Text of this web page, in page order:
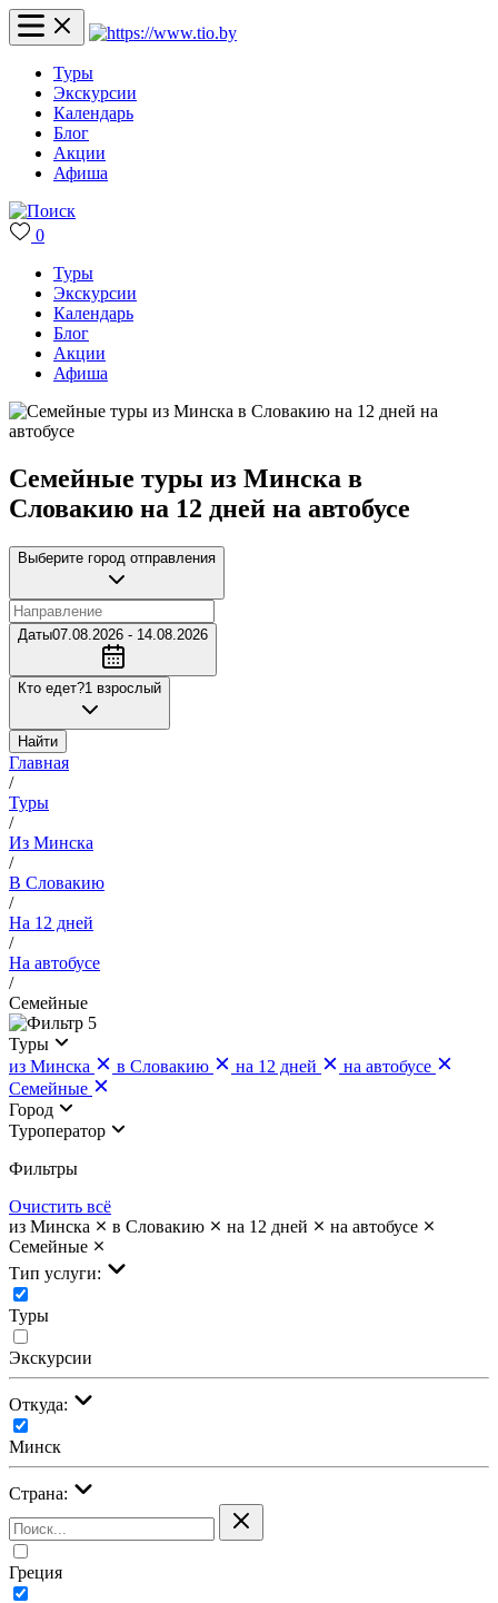
Туры
Экскурсии
Календарь
Блог
Акции
Афиша
0
Туры
Экскурсии
Календарь
Блог
Акции
Афиша
Семейные туры из Минска в
Словакию на 12 дней на автобусе
Выберите город отправления
Даты07.08.2026 - 14.08.2026
Кто едет?1 взрослый
Найти
Главная
/
Туры
/
Из Минска
/
В Словакию
/
На 12 дней
/
На автобусе
/
Семейные
5
Туры
из Минска
в Словакию на 12 дней
на автобусе
Семейные
Город
Туроператор
Фильтры
Очистить всё
из Минска
в Словакию на 12 дней
на автобусе
Семейные
Тип услуги:
Туры
Экскурсии
Откуда:
Минск
Страна:
Греция